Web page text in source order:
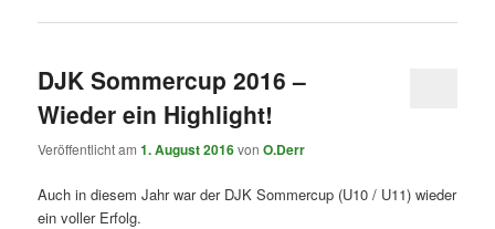
DJK Sommercup 2016 –
Wieder ein Highlight!
Veröffentlicht am1. August 2016vonO.Derr
Auch in diesem Jahr war der DJK Sommercup (U10 / U11) wieder
ein voller Erfolg.